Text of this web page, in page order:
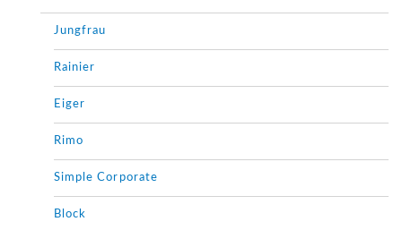
Jungfrau
Rainier
Eiger
Rimo
Simple Corporate
Block